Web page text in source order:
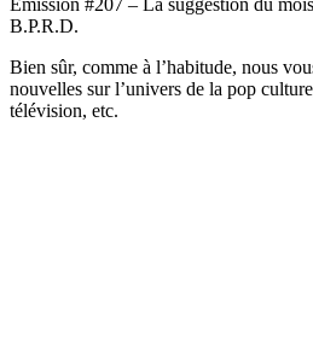
B.P.R.D.
Bien sûr, comme à l’habitude, nous
nouvelles sur l’univers de la pop
télévision, etc.